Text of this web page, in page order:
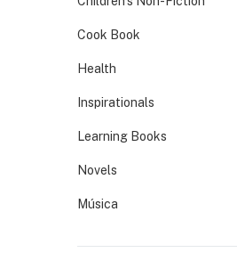
Cook Book
Health
Inspirationals
Learning Books
Novels
Música